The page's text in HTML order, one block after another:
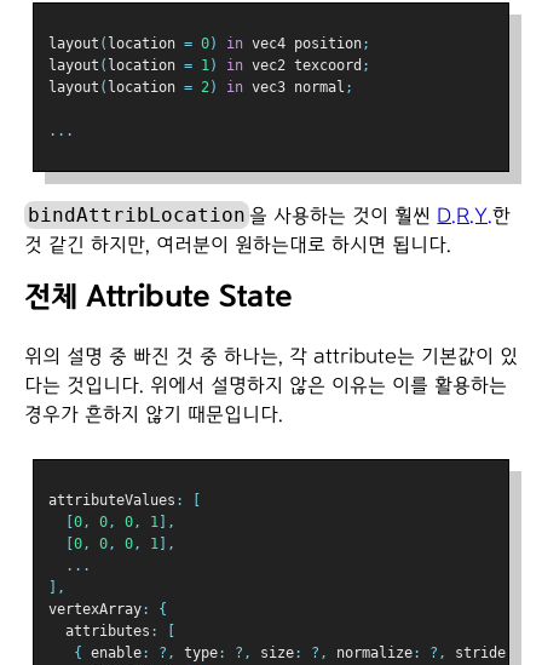
layout ( location = 0) in vec4 position;
layout ( location = 1) in vec2 texcoord ;
layout ( location = 2) in vec3 normal ;
...
bindAttribLocation 을 사용하는 것이 훨씬 D.R.Y.한
것 같긴 하지만, 여러분이 원하는대로 하시면 됩니다.
전체 Attribute State
위의 설명 중 빠진 것 중 하나는, 각 attribute는 기본값이 있
다는 것입니다. 위에서 설명하지 않은 이유는 이를 활용하는
경우가 흔하지 않기 때문입니다.
attributeValues :
0, 0, 0, 1 ],
0, 0, 0, 1 ],
...
],
vertexArray:
{
  attributes
:
{
enable: ?, type: ?, size: ?, normalize: ?, stride